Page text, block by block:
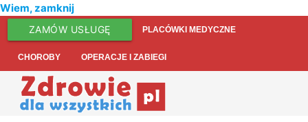
Wiem, zamknij
ZAMÓW USŁUGĘ PLACÓWKI MEDYCZNE
CHOROBY OPERACJE I ZABIEGI